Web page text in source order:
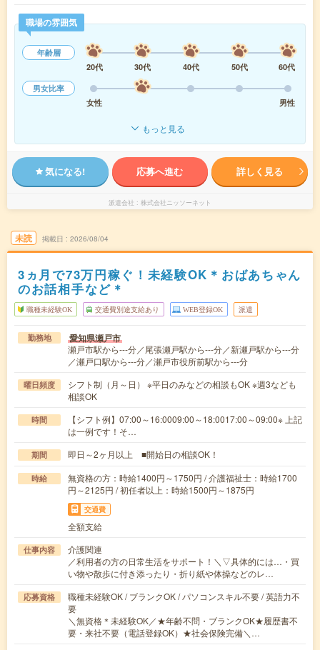
職場の雰囲気
年齢層
20代
30代 40代 50代
60代
男女比率
女性
男性
もっと見る
気になる! 応募へ進む 詳しく見る
派遣会社 株式会社ニッソーネット
未読 掲載日 2026/08/04
3ヵ月で73万円稼ぐ！未経験OK＊おばあちゃん
のお話相手など＊
職種未経験OK 交通費別途支給あり WEB登録OK 派遣
勤務地 愛知県瀬戸市
瀬戸市駅から---分／尾張瀬戸駅から---分／新瀬戸駅から---分
／瀬戸口駅から---分／瀬戸市役所前駅から---分
曜日頻度
シフト制（月～日） ※平日のみなどの相談もOK ※週3なども
相談OK
時間
【シフト例】07:00～16:0009:00～18:0017:00～09:00※ 上記
は一例です！そ…
期間 即日～2ヶ月以上 ■開始日の相談OK！
時給
無資格の方：時給1400円～1750円 / 介護福祉士：時給1700
円～2125円 / 初任者以上：時給1500円～1875円
交通費
全額支給
仕事内容
介護関連
／利用者の方の日常生活をサポート！＼▽具体的には…・買
い物や散歩に付き添ったり・折り紙や体操などのレ…
応募資格
職種未経験OK / ブランクOK / パソコンスキル不要 / 英語力不
要
＼無資格＊未経験OK／★年齢不問・ブランクOK★履歴書不
要・来社不要（電話登録OK）★社会保険完備＼…